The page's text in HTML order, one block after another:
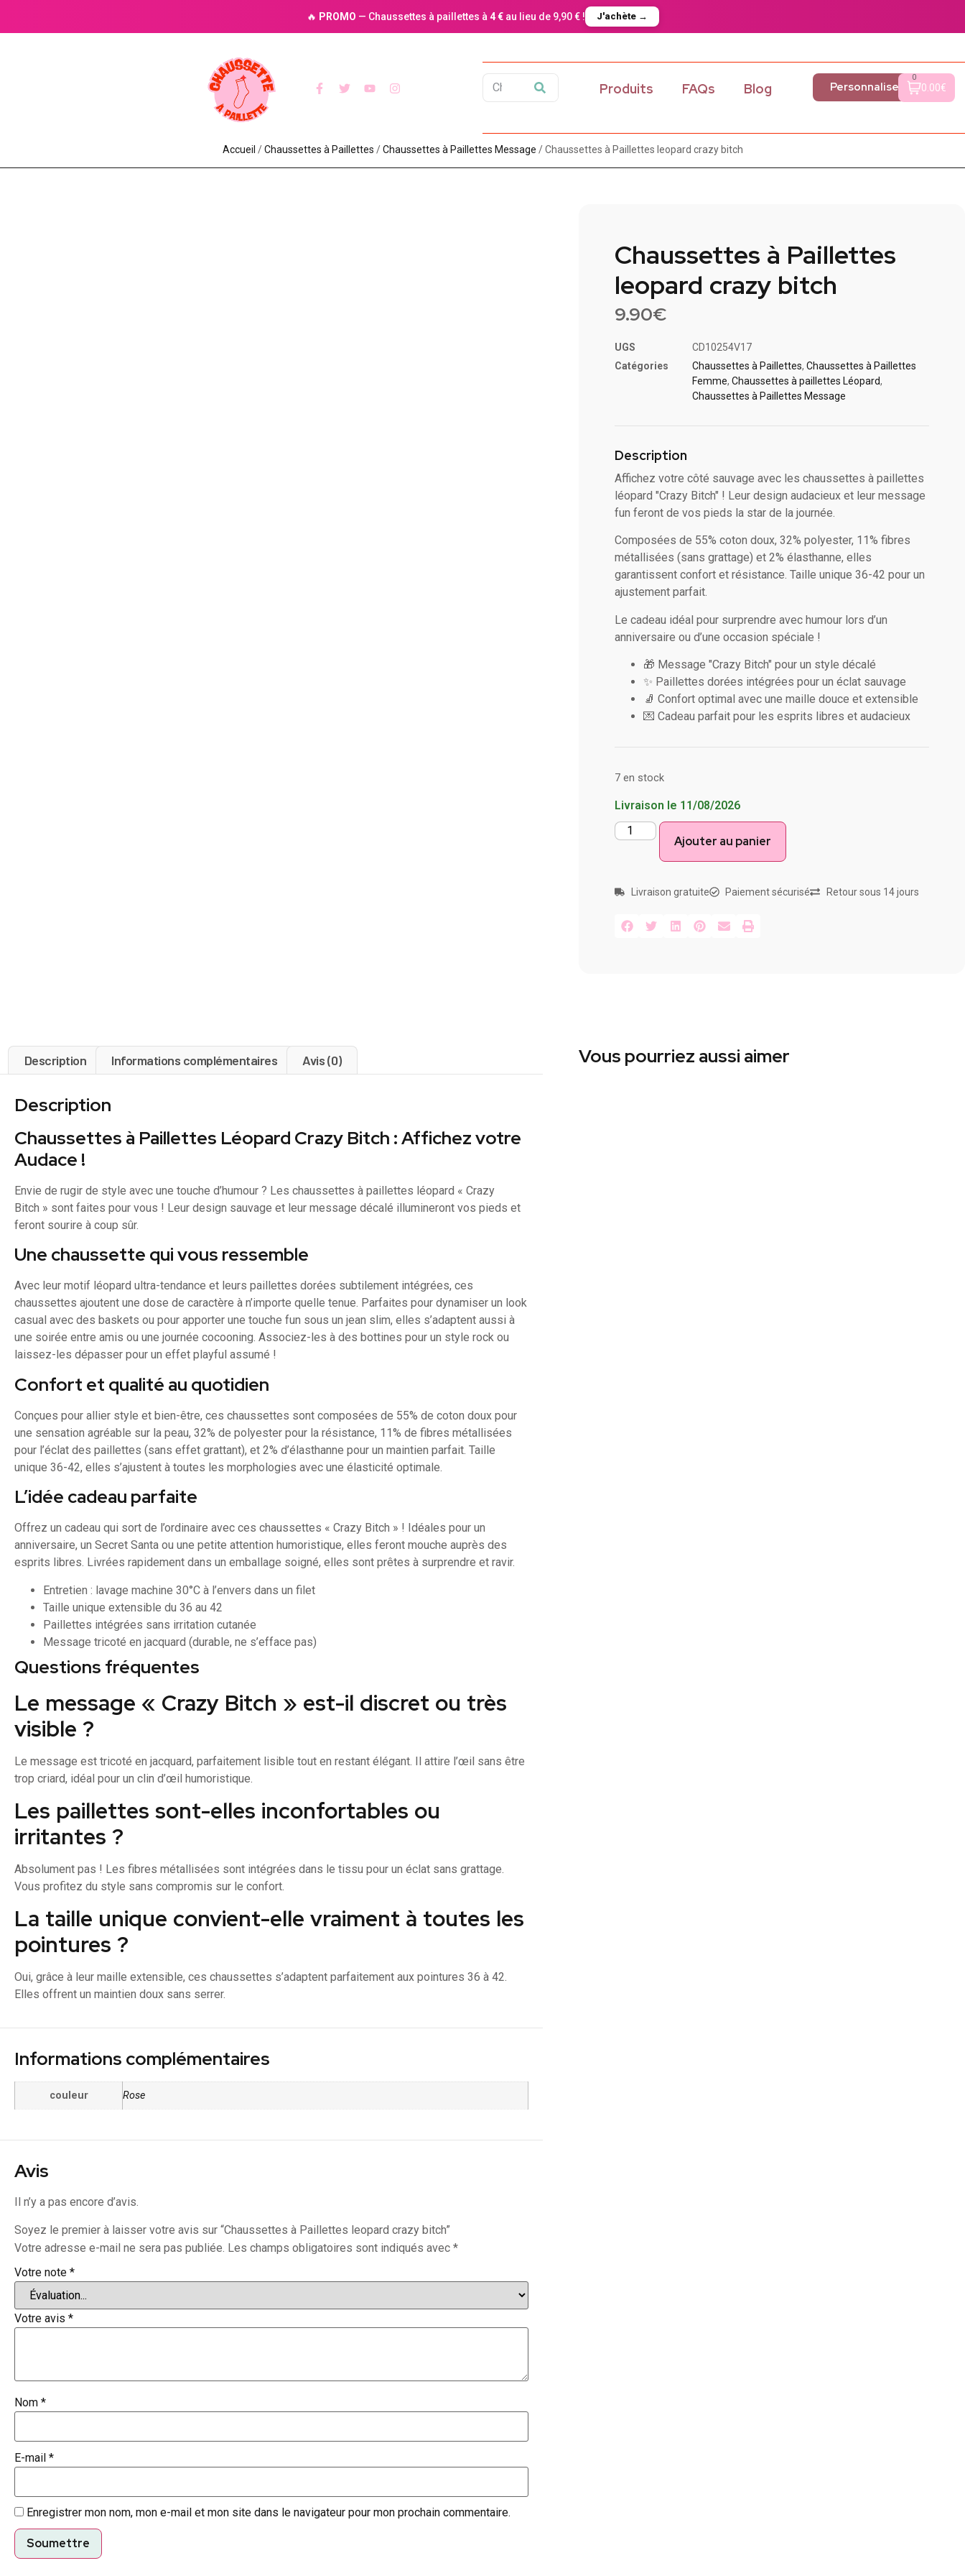
🔥 PROMO — Chaussettes à paillettes à 4 €au lieu de 9,90 € ! J'achète →
Produits FAQs Blog Personnaliser
0
0.00€
Accueil /Chaussettes à Paillette​s /Chaussettes à Paillettes Message​ / Chaussettes à Paillettes leopard crazy bitch
Chaussettes à Paillettes
leopard crazy bitch
9.90€
UGS
CD10254V17
Catégories
Chaussettes à Paillette​s,Chaussettes à Paillettes
Femme,Chaussettes à paillettes Léopard,
Chaussettes à Paillettes Message​
Description
Affichez votre côté sauvage avec les chaussettes à paillettes
léopard "Crazy Bitch" ! Leur design audacieux et leur message
fun feront de vos pieds la star de la journée.
Composées de 55% coton doux, 32% polyester, 11% fibres
métallisées (sans grattage) et 2% élasthanne, elles
garantissent confort et résistance. Taille unique 36-42 pour un
ajustement parfait.
Le cadeau idéal pour surprendre avec humour lors d’un
anniversaire ou d’une occasion spéciale !
🎁 Message "Crazy Bitch" pour un style décalé
✨ Paillettes dorées intégrées pour un éclat sauvage
🧦 Confort optimal avec une maille douce et extensible
💌 Cadeau parfait pour les esprits libres et audacieux
7 en stock
Livraison le 11/08/2026
Ajouter au panier
Livraison gratuite Paiement sécurisé Retour sous 14 jours
Description Informations complémentaires Avis (0)
Description
Chaussettes à Paillettes Léopard Crazy Bitch : Affichez votre
Audace !
Envie de rugir de style avec une touche d’humour ? Les chaussettes à paillettes léopard « Crazy
Bitch » sont faites pour vous ! Leur design sauvage et leur message décalé illumineront vos pieds et
feront sourire à coup sûr.
Une chaussette qui vous ressemble
Avec leur motif léopard ultra-tendance et leurs paillettes dorées subtilement intégrées, ces
chaussettes ajoutent une dose de caractère à n’importe quelle tenue. Parfaites pour dynamiser un look
casual avec des baskets ou pour apporter une touche fun sous un jean slim, elles s’adaptent aussi à
une soirée entre amis ou une journée cocooning. Associez-les à des bottines pour un style rock ou
laissez-les dépasser pour un effet playful assumé !
Confort et qualité au quotidien
Conçues pour allier style et bien-être, ces chaussettes sont composées de 55% de coton doux pour
une sensation agréable sur la peau, 32% de polyester pour la résistance, 11% de fibres métallisées
pour l’éclat des paillettes (sans effet grattant), et 2% d’élasthanne pour un maintien parfait. Taille
unique 36-42, elles s’ajustent à toutes les morphologies avec une élasticité optimale.
L’idée cadeau parfaite
Offrez un cadeau qui sort de l’ordinaire avec ces chaussettes « Crazy Bitch » ! Idéales pour un
anniversaire, un Secret Santa ou une petite attention humoristique, elles feront mouche auprès des
esprits libres. Livrées rapidement dans un emballage soigné, elles sont prêtes à surprendre et ravir.
Entretien : lavage machine 30°C à l’envers dans un filet
Taille unique extensible du 36 au 42
Paillettes intégrées sans irritation cutanée
Message tricoté en jacquard (durable, ne s’efface pas)
Questions fréquentes
Le message « Crazy Bitch » est-il discret ou très
visible ?
Le message est tricoté en jacquard, parfaitement lisible tout en restant élégant. Il attire l’œil sans être
trop criard, idéal pour un clin d’œil humoristique.
Les paillettes sont-elles inconfortables ou
irritantes ?
Absolument pas ! Les fibres métallisées sont intégrées dans le tissu pour un éclat sans grattage.
Vous profitez du style sans compromis sur le confort.
La taille unique convient-elle vraiment à toutes les
pointures ?
Oui, grâce à leur maille extensible, ces chaussettes s’adaptent parfaitement aux pointures 36 à 42.
Elles offrent un maintien doux sans serrer.
Informations complémentaires
couleur Rose
Avis
Il n’y a pas encore d’avis.
Soyez le premier à laisser votre avis sur “Chaussettes à Paillettes leopard crazy bitch”
Votre adresse e-mail ne sera pas publiée. Les champs obligatoires sont indiqués avec *
Votre note *
Votre avis *
Nom *
E-mail *
Enregistrer mon nom, mon e-mail et mon site dans le navigateur pour mon prochain commentaire.
Vous pourriez aussi aimer